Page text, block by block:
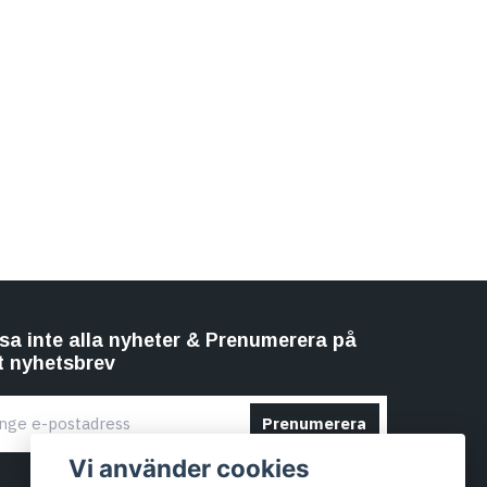
inte alla nyheter & Prenumerera på
nyhetsbrev
Prenumerera
Vi använder cookies